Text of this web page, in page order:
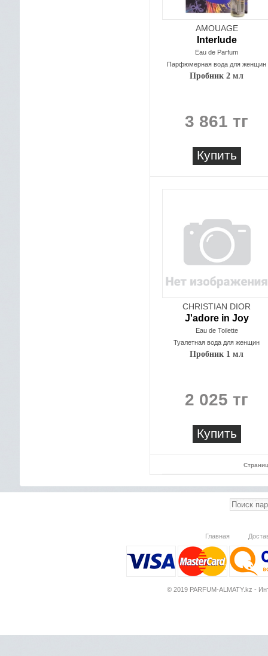
AMOUAGE
Interlude
Eau de Parfum
Парфюмерная вода для женщин
Пробник 2 мл
3 861 тг
Купить
CHRISTIAN DIOR
J'adore in Joy
Eau de Toilette
Туалетная вода для женщин
Пробник 1 мл
2 025 тг
Купить
Главная
© 2019 PARFUM-ALMATY.kz -